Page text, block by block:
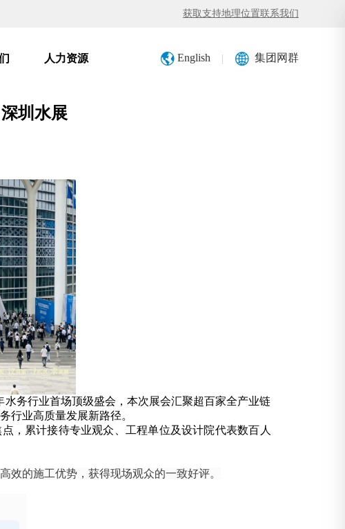
获取支持地理位置联系我们
人力资源 English | 集团网群
圳水展
务行业首场顶级盛会，本次展会汇聚超百家全产业链
行业高质量发展新路径。
，累计接待专业观众、工程单位及设计院代表数百人
的施工优势，获得现场观众的一致好评。